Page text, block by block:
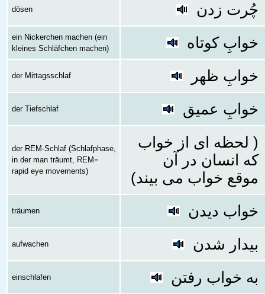
dösen چُرت زدن
ein Nickerchen machen (ein
kleines Schläfchen machen)
خوابِ کوتاه
der Mittagsschlaf خوابِ ظهر
der Tiefschlaf خوابِ عمیق
der REM-Schlaf (Schlafphase,
in der man träumt, REM=
rapid eye movements)
( لحظه ای از خواب
که انسان در آن
موقع خواب می بیند)
träumen خواب دیدن
aufwachen بیدار شدن
einschlafen به خواب رفتن